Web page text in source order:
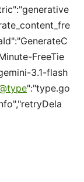
FreeTie
3.1-flash
":"type.go